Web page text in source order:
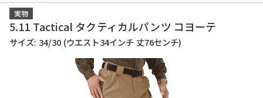
実物
5.11 Tactical タクティカルパンツ コヨーテ
サイズ: 34/30 (ウエスト34インチ 丈76センチ)